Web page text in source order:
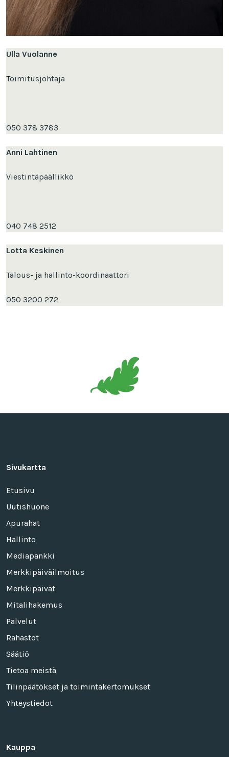
Ulla Vuolanne
Toimitusjohtaja
050 378 3783
Anni Lahtinen
Viestintäpäällikkö
040 748 2512
Lotta Keskinen
Talous- ja hallinto-koordinaattori
050 3200 272
Sivukartta
Etusivu
Uutishuone
Apurahat
Hallinto
Mediapankki
Merkkipäiväilmoitus
Merkkipäivät
Mitalihakemus
Palvelut
Rahastot
Säätiö
Tietoa meistä
Tilinpäätökset ja toimintakertomukset
Yhteystiedot
Kauppa